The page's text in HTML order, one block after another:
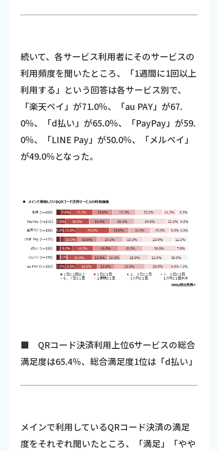
続いて、各サービス利用者にそのサービスの
利用頻度を聞いたところ、「1週間に1回以上
利用する」という回答は各サービス別で、
「楽天ペイ」が71.0％、「au PAY」が67.
0％、「d払い」が65.0％、「PayPay」が59.
0％、「LINE Pay」が50.0％、「メルペイ」
が49.0％となった。
■ QRコード決済利用上位6サービスの総合
満足度は65.4％、総合満足度1位は「d払い」
メインで利用しているQRコード決済の満足
度をそれぞれ聞いたところ、「満足」「やや